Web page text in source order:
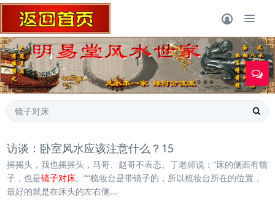
1
访谈：卧室风水应该注意什么？15
摇摇头，我也摇摇头，马哥、赵哥不表态。丁老师说：“床的侧面有镜
子，也是镜子对床。”“梳妆台是带镜子的，所以梳妆台所在的位置，
最好的就是在床头的左右侧...